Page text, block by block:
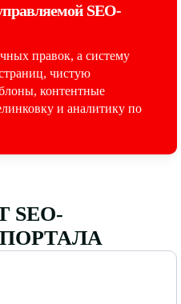
SEO-
правок, а систему
чистую
контентные
и аналитику по